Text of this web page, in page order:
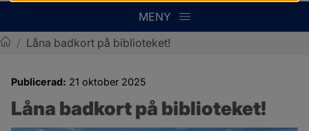
MENY
/ Låna badkort på biblioteket!
Publicerad: 21 oktober 2025
Låna badkort på biblioteket!